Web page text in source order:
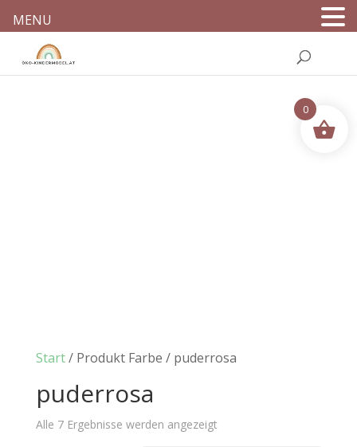
Start/ Produkt Farbe / puderrosa
puderrosa
Alle 7 Ergebnisse werden angezeigt
MENU
0